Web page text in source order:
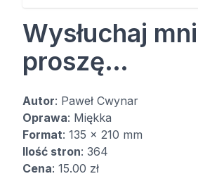
Wysłuchaj
proszę…
Autor: Paweł Cwynar
Oprawa: Miękka
Format: 135 x 210 mm
Ilość stron: 364
Cena: 15.00 zł